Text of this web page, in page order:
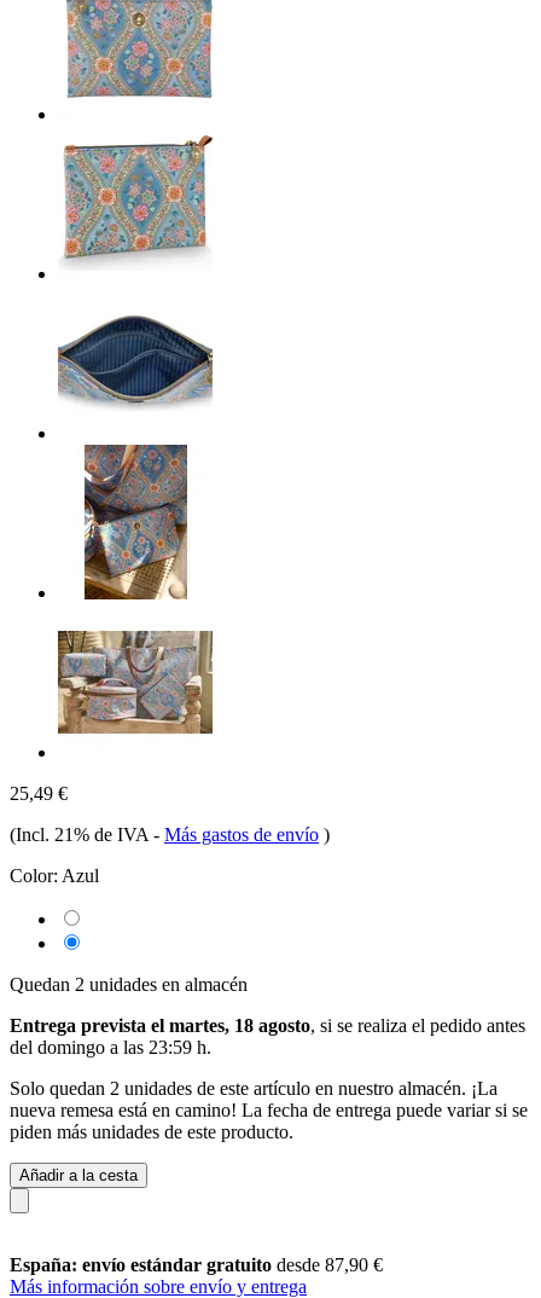
25,49 €
(Incl. 21% de IVA - Más gastos de envío )
Color: Azul
Quedan 2 unidades en almacén
Entrega prevista el martes, 18 agosto, si se realiza el pedido antes
del domingo a las 23:59 h.
Solo quedan 2 unidades de este artículo en nuestro almacén. ¡La
nueva remesa está en camino! La fecha de entrega puede variar si se
piden más unidades de este producto.
Añadir a la cesta
España: envío estándar gratuito desde 87,90 €
Más información sobre envío y entrega